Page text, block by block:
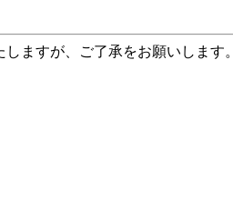
ますが、ご了承をお願いします。